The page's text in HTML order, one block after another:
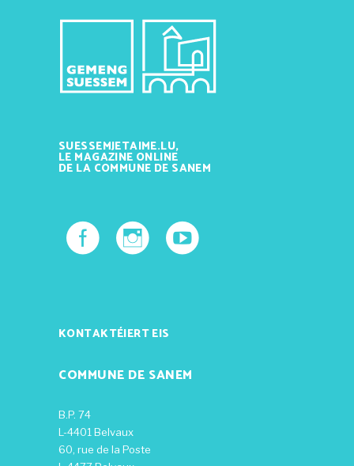
SUESSEMJETAIME.LU,
LE MAGAZINE ONLINE
DE LA COMMUNE DE SANEM
KONTAKTÉIERT EIS
COMMUNE DE SANEM
B.P. 74
L-4401 Belvaux
60, rue de la Poste